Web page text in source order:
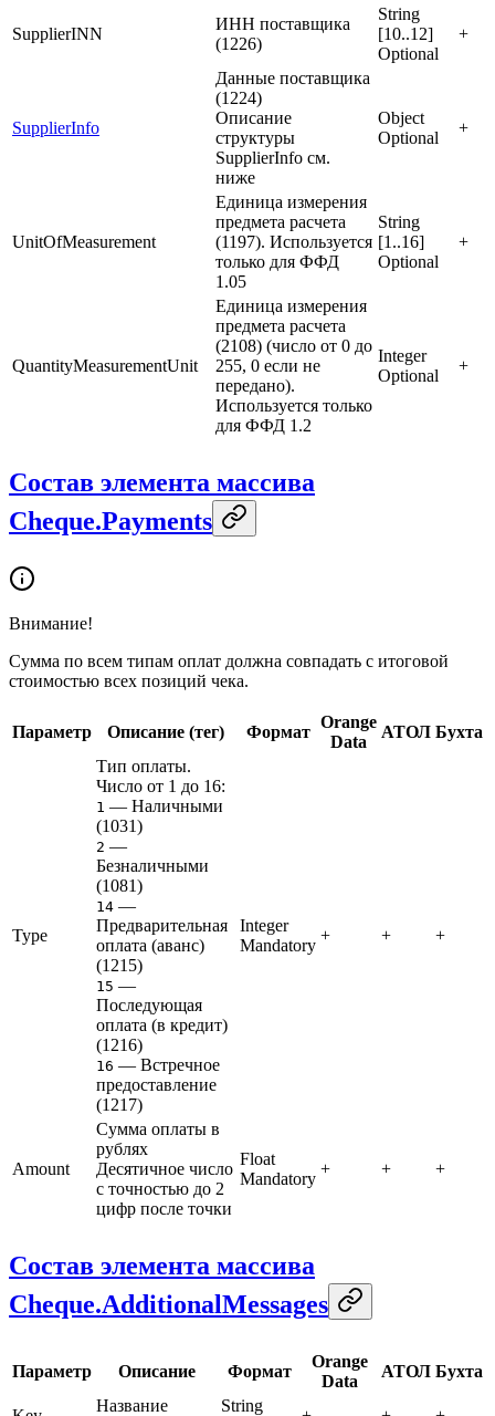
SupplierINN
ИНН поставщика
(1226)
String
[10..12]
Optional
+
SupplierInfo
Данные поставщика
(1224)
Описание
структуры
SupplierInfo см.
ниже
Object
Optional
+
UnitOfMeasurement
Единица измерения
предмета расчета
(1197). Используется
только для ФФД
1.05
String
[1..16]
Optional
+
QuantityMeasurementUnit
Единица измерения
предмета расчета
(2108) (число от 0 до
255, 0 если не
передано).
Используется только
для ФФД 1.2
Integer
Optional
+
Состав элемента массива
Cheque.Payments
Внимание!
Сумма по всем типам оплат должна совпадать с итоговой
стоимостью всех позиций чека.
Параметр Описание (тег) Формат
Orange
Data
АТОЛ Бухта
Type
Тип оплаты.
Число от 1 до 16:
1 — Наличными
(1031)
2 —
Безналичными
(1081)
14 —
Предварительная
оплата (аванс)
(1215)
15 —
Последующая
оплата (в кредит)
(1216)
16 — Встречное
предоставление
(1217)
Integer
Mandatory
+ + +
Amount
Сумма оплаты в
рублях
Десятичное число
с точностью до 2
цифр после точки
Float
Mandatory
+ + +
Состав элемента массива
Cheque.AdditionalMessages
Параметр Описание Формат
Orange
Data
АТОЛ Бухта
Название
String